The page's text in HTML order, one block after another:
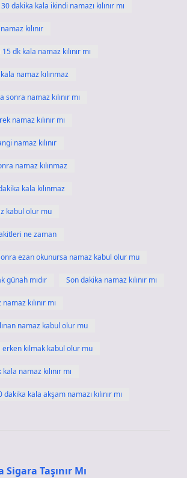
dakika kala ikindi namazı kılınır mı
kılınır
dk kala namaz kılınır mı
namaz kılınmaz
sonra namaz kılınır mı
namaz kılınır mı
namaz kılınır
namaz kılınmaz
kala kılınmaz
kabul olur mu
ne zaman
ezan okunursa namaz kabul olur mu
günah mıdır Son dakika namaz kılınır mı
kılınır mı
namaz kabul olur mu
erken kılmak kabul olur mu
namaz kılınır mı
dakika kala akşam namazı kılınır mı
Sigara Taşınır Mı